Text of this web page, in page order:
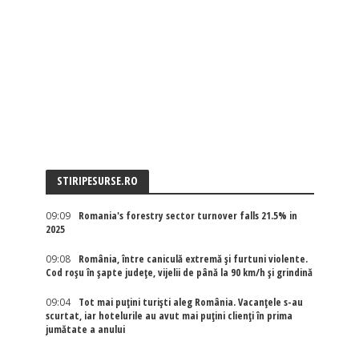
STIRIPESURSE.RO
09:09
Romania's forestry sector turnover falls 21.5% in
2025
09:08
România, între caniculă extremă și furtuni violente.
Cod roșu în șapte județe, vijelii de până la 90 km/h și grindină
09:04
Tot mai puțini turiști aleg România. Vacanțele s-au
scurtat, iar hotelurile au avut mai puțini clienți în prima
jumătate a anului